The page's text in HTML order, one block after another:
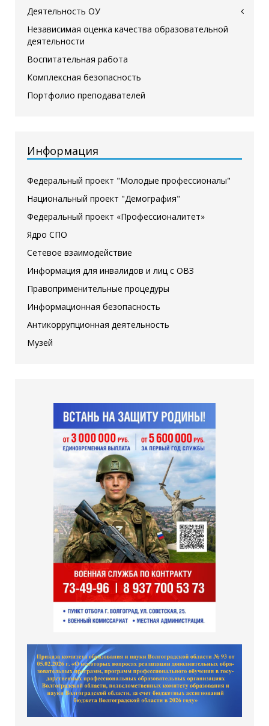
Деятельность ОУ
Независимая оценка качества образовательной
деятельности
Воспитательная работа
Комплексная безопасность
Портфолио преподавателей
Информация
Федеральный проект "Молодые профессионалы"
Национальный проект "Демография"
Федеральный проект «Профессионалитет»
Ядро СПО
Сетевое взаимодействие
Информация для инвалидов и лиц с ОВЗ
Правоприменительные процедуры
Информационная безопасность
Антикоррупционная деятельность
Музей